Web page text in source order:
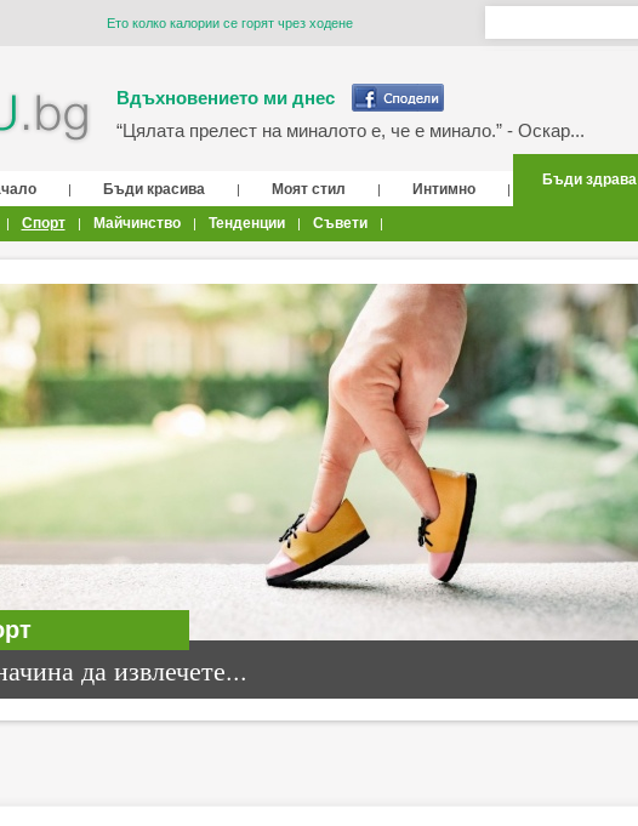
Ето колко калории се горят чрез ходене
Вдъхновението ми днес
“Цялата прелест на миналото е, че е минало.” - Оскар...
| Бъди красива | Моят стил | Интимно |
Бъди здрава
| Спорт | Майчинство | Тенденции | Съвети |
да извлечете...